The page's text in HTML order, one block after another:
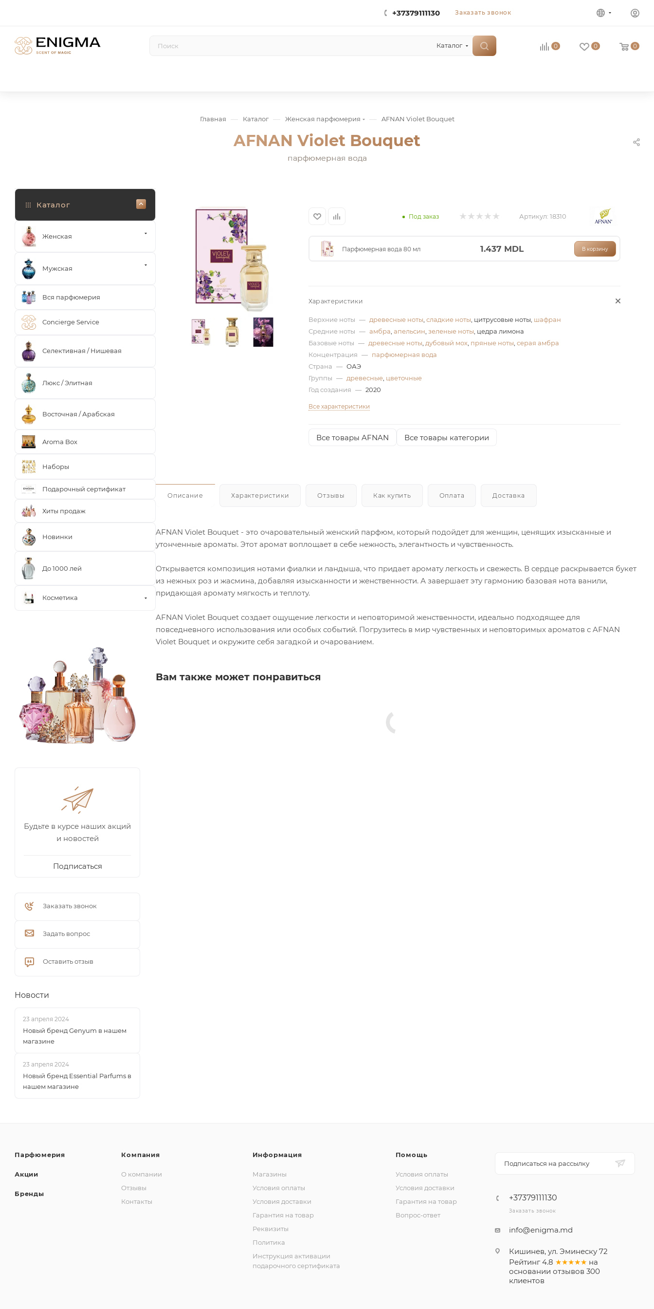
+37379111130 Заказать звонок
Каталог 0 0 0
Главная — Каталог — Женская парфюмерия — AFNAN Violet Bouquet
AFNAN Violet Bouquet
парфюмерная вода
Под заказ Артикул: 18310
Парфюмерная вода 80 мл 1.437 MDL В корзину
Характеристики
Верхние ноты — древесные ноты сладкие ноты , цитрусовые ноты, шафран
Средние ноты — амбра апельсин зеленые ноты , цедра лимона
Базовые ноты — древесные ноты дубовый мох, пряные ноты серая амбра
Концентрация — парфюмерная вода
Страна — ОАЭ
Группы — древесные, цветочные
Год создания — 2020
Все характеристики
Все товары AFNAN Все товары категории
Описание Характеристики Отзывы Как купить Оплата Доставка
AFNAN Violet Bouquet - это очаровательный женский парфюм, который подойдет для женщин, ценящих изысканные и
утонченные ароматы. Этот аромат воплощает в себе нежность, элегантность и чувственность.
Открывается композиция нотами фиалки и ландыша, что придает аромату легкость и свежесть. В сердце раскрывается букет
из нежных роз и жасмина, добавляя изысканности и женственности. А завершает эту гармонию базовая нота ванили,
придающая аромату мягкость и теплоту.
AFNAN Violet Bouquet создает ощущение легкости и неповторимой женственности, идеально подходящее для
повседневного использования или особых событий. Погрузитесь в мир чувственных и неповторимых ароматов с AFNAN
Violet Bouquet и окружите себя загадкой и очарованием.
Вам также может понравиться
Каталог
Женская
Мужская
Вся парфюмерия
Concierge Service
Селективная / Нишевая
Люкс / Элитная
Восточная / Арабская
Aroma Box
Наборы
Подарочный сертификат
Хиты продаж
Новинки
До 1000 лей
Косметика
Будьте в курсе наших акций
и новостей
Подписаться
Заказать звонок
Задать вопрос
Оставить отзыв
Новости
23 апреля 2024
Новый бренд Genyum в нашем
магазине
23 апреля 2024
Новый бренд Essential Parfums в
нашем магазине
Парфюмерия
Акции
Бренды
Компания
О компании
Отзывы
Контакты
Информация
Магазины
Условия оплаты
Условия доставки
Гарантия на товар
Реквизиты
Политика
Инструкция активации
подарочного сертификата
Помощь
Условия оплаты
Условия доставки
Гарантия на товар
Вопрос-ответ
Подписаться на рассылку
+37379111130
Заказать звонок
info@enigma.md
Кишинев, ул. Эминеску 72
Рейтинг 4.8 ★★★★★ на
основании отзывов 300
клиентов